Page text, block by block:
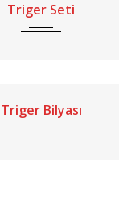
Triger Seti
Triger Bilyası